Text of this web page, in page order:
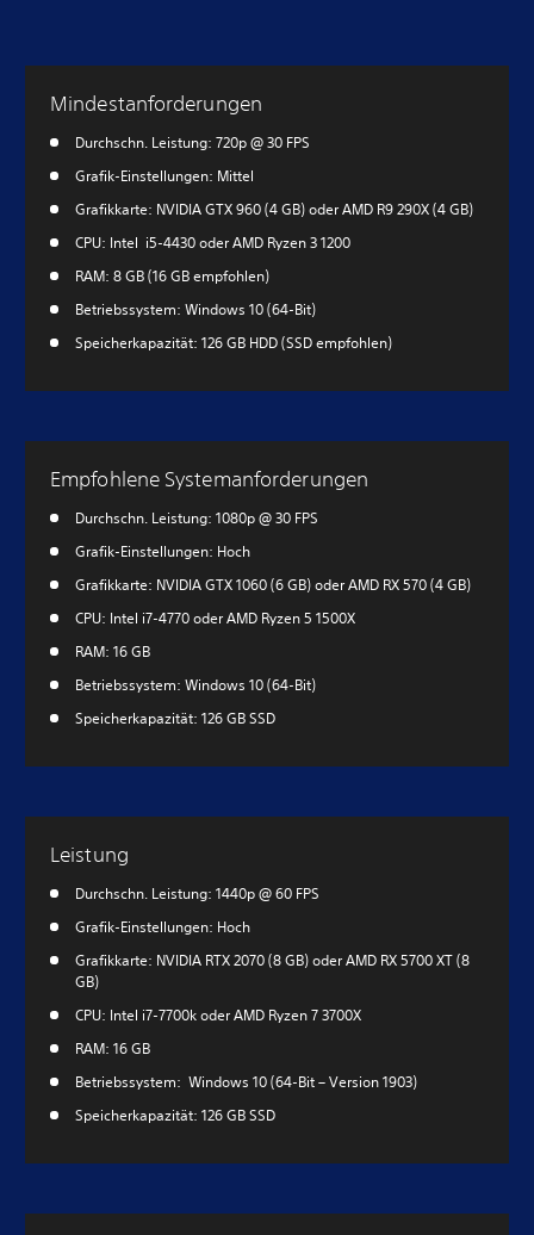
Mindestanforderungen
Durchschn. Leistung: 720p @ 30 FPS
Grafik-Einstellungen: Mittel
Grafikkarte: NVIDIA GTX 960 (4 GB) oder AMD R9 290X (4 GB)
CPU: Intel i5-4430 oder AMD Ryzen 3 1200
RAM: 8 GB (16 GB empfohlen)
Betriebssystem: Windows 10 (64-Bit)
Speicherkapazität: 126 GB HDD (SSD empfohlen)
Empfohlene Systemanforderungen
Durchschn. Leistung: 1080p @ 30 FPS
Grafik-Einstellungen: Hoch
Grafikkarte: NVIDIA GTX 1060 (6 GB) oder AMD RX 570 (4 GB)
CPU: Intel i7-4770 oder AMD Ryzen 5 1500X
RAM: 16 GB
Betriebssystem: Windows 10 (64-Bit)
Speicherkapazität: 126 GB SSD
Leistung
Durchschn. Leistung: 1440p @ 60 FPS
Grafik-Einstellungen: Hoch
Grafikkarte: NVIDIA RTX 2070 (8 GB) oder AMD RX 5700 XT (8
GB)
CPU: Intel i7-7700k oder AMD Ryzen 7 3700X
RAM: 16 GB
Betriebssystem: Windows 10 (64-Bit – Version 1903)
Speicherkapazität: 126 GB SSD